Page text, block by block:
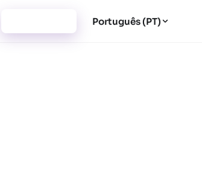
Português (PT)